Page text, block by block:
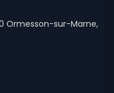
Ormesson-sur-Marne,